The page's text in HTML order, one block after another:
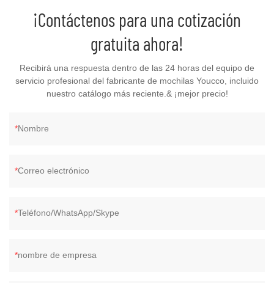
¡Contáctenos para una cotización
gratuita ahora!
Recibirá una respuesta dentro de las 24 horas del equipo de
servicio profesional del fabricante de mochilas Youcco, incluido
nuestro catálogo más reciente.& ¡mejor precio!
Nombre
Correo electrónico
Teléfono/WhatsApp/Skype
nombre de empresa